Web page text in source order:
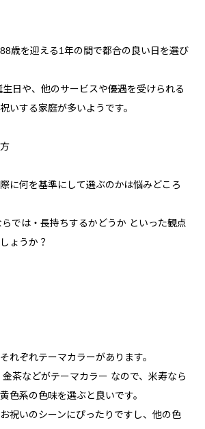
歳を迎える1年の間で都合の良い日を選び
日や、他のサービスや優遇を受けられる
いする家庭が多いようです。
に何を基準にして選ぶのかは悩みどころ
では・長持ちするかどうか といった観点
ょうか？
れぞれテーマカラーがあります。
茶などがテーマカラー なので、米寿なら
色系の色味を選ぶと良いです。
祝いのシーンにぴったりですし、他の色